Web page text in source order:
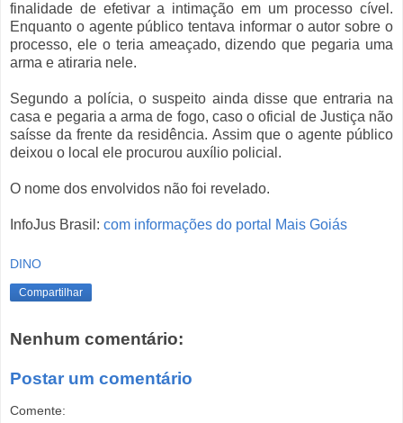
finalidade de efetivar a intimação em um processo cível.
Enquanto o agente público tentava informar o autor sobre o
processo, ele o teria ameaçado, dizendo que pegaria uma
arma e atiraria nele.
Segundo a polícia, o suspeito ainda disse que entraria na
casa e pegaria a arma de fogo, caso o oficial de Justiça não
saísse da frente da residência. Assim que o agente público
deixou o local ele procurou auxílio policial.
O nome dos envolvidos não foi revelado.
InfoJus Brasil: com informações do portal Mais Goiás
DINO
Compartilhar
Nenhum comentário:
Postar um comentário
Comente: